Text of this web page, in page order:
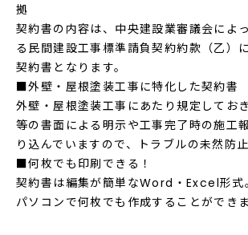
拠
契約書の内容は、中央建設業審議会によ
る民間建設工事標準請負契約約款（乙）
契約書となります。
■外壁・屋根塗装工事に特化した契約書
外壁・屋根塗装工事にあたり規定してお
等の書面による明示や工事完了時の施工
り込んでいますので、トラブルの未然防
■何枚でも印刷できる！
契約書は編集が簡単なWord・Excel形式
パソコンで何枚でも作成することができま